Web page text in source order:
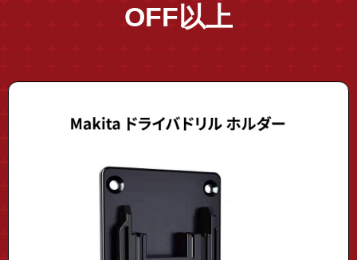
OFF以上
"drill-holder01"